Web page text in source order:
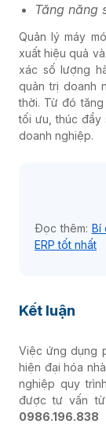
Tăng năng
Quản lý máy
xuất hiệu quả
xác số lượng
quản trị doanh
thời. Từ đó
tối ưu, thúc đẩy
doanh nghiệp.
Đọc thêm: Bí
ERP tốt nhất
Kết luận
Việc ứng dụng
hiện đại hóa
nghiệp quy
được tư vấn
0986.196.838